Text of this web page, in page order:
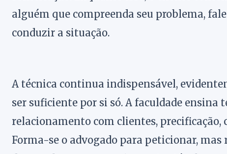
alguém que compreenda seu problema,
conduzir a situação.
A técnica continua indispensável,
ser suficiente por si só. A faculdade ensina
relacionamento com clientes, precificação,
Forma-se o advogado para peticionar,